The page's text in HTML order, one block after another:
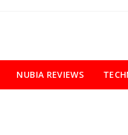
NUBIA REVIEWS